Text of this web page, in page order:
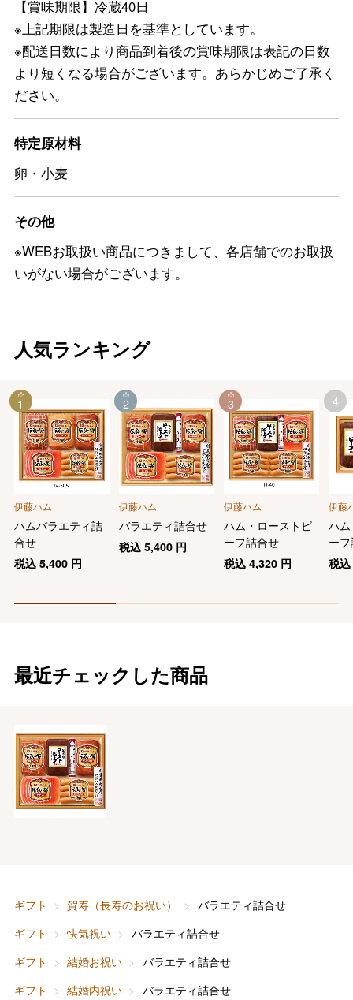
【賞味期限】冷蔵40日
※上記期限は製造日を基準としています。
※配送日数により商品到着後の賞味期限は表記の日数
より短くなる場合がございます。あらかじめご了承く
ださい。
特定原材料
卵・小麦
その他
※WEBお取扱い商品につきまして、各店舗でのお取扱
いがない場合がございます。
人気ランキング
伊藤ハム
ハムバラエティ詰
合せ
税込 5,400円
1
伊藤ハム
バラエティ詰合せ
税込5,400 円
2
伊藤ハム
ハム・ローストビ
ーフ詰合せ
税込4,320 円
3
伊藤
ハ
ー
税
4
最近チェックした商品
ギフト 賀寿（長寿のお祝い）
バラエティ詰合せ
ギフト
快気祝い
バラエティ詰合せ
ギフト
結婚お祝い
バラエティ詰合せ
ギフト
結婚内祝い
バラエティ詰合せ